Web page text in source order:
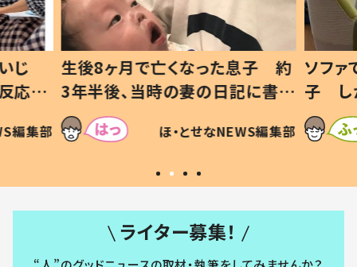
じ
応に
編集部
生後8ヶ月で亡くなった息子 約
3年半後、当時の妻の日記に書い
てあった本音とは
ほ・とせなNEWS編集部
ソファ
子 し
すべ
いから
ライター募集！